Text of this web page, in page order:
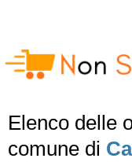
Elenco delle
comune di